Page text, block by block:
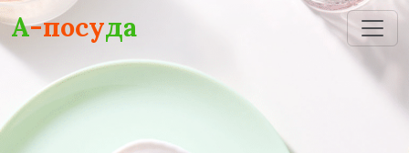
Skip to main content
А-посуда